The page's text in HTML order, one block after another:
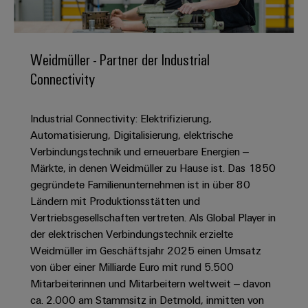
erlebbar
werden.
Lösungen
und
Produkte
Rechenzentren
–
effizient,
zuverlässig,
skalierbar
Energiespeicher
Lösungen
und
Produkte
für
Energiespeichersysteme
(ESS)
Energieübertragung
Anschlusstechnologie
Microgrids
OS
Edge
Computing
Industrial
5G
Single
Pair
Ethernet
Leiterplattenklemmen
und
-
Kabeleinführungssysteme
und
-
komponenten
Anschlussleitungen,
Patchkabel
und
Kabel
SPS
Fast
Service
Beratung
und
digitale
Planung
easyConnect
-
Ihre
Industrial
Service
Platform
Vertrieb uns
Info
für
unsere
Partner
Vertrieb
Großhandelssuche
News
Unternehmen
Weidmüller
und
Fakten
Unser
Vorstand
Nachhaltigkeit
Weidmüller
Academy
People
&
Culture
Compliance
Karriere
Stellen
für
Berufserfahrene
Studierende
Werkstudententätigkeiten
Praktika
Abschlussarbeiten
Neuanfang
für
Studienabbrecher
Offene
Weidmüller - Partner der Industrial
Connectivity
Industrial Connectivity: Elektrifizierung,
Automatisierung, Digitalisierung, elektrische
Verbindungstechnik und erneuerbare Energien –
Märkte, in denen Weidmüller zu Hause ist. Das 1850
gegründete Familienunternehmen ist in über 80
Ländern mit Produktionsstätten und
Vertriebsgesellschaften vertreten. Als Global Player in
der elektrischen Verbindungstechnik erzielte
Weidmüller im Geschäftsjahr 2025 einen Umsatz
von über einer Milliarde Euro mit rund 5.500
Mitarbeiterinnen und Mitarbeitern weltweit – davon
ca. 2.000 am Stammsitz in Detmold, inmitten von